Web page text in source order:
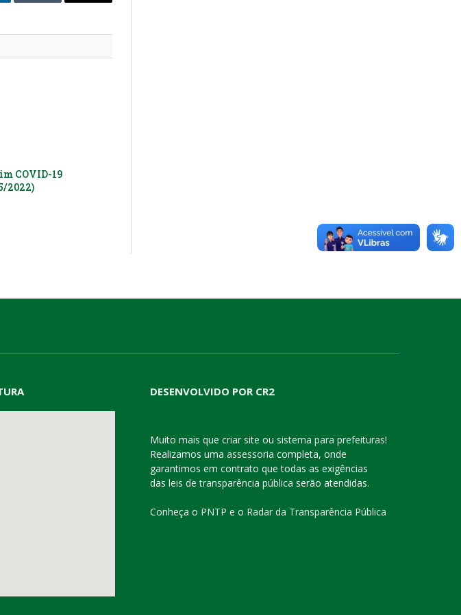
COVID-19
2022)
DESENVOLVIDO POR CR2
Muito mais que criar site ou sistema para prefeituras!
Realizamos uma assessoria completa, onde
garantimos em contrato que todas as exigências
das leis de transparência pública serão atendidas.
Conheça o PNTP e o Radar da Transparência Pública